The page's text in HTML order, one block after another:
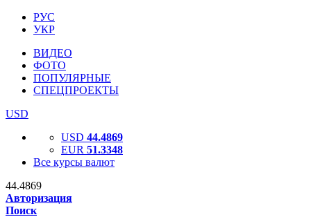
РУС
УКР
ВИДЕО
ФОТО
ПОПУЛЯРНЫЕ
СПЕЦПРОЕКТЫ
USD
USD 44.4869
EUR 51.3348
Все курсы валют
44.4869
Авторизация
Поиск